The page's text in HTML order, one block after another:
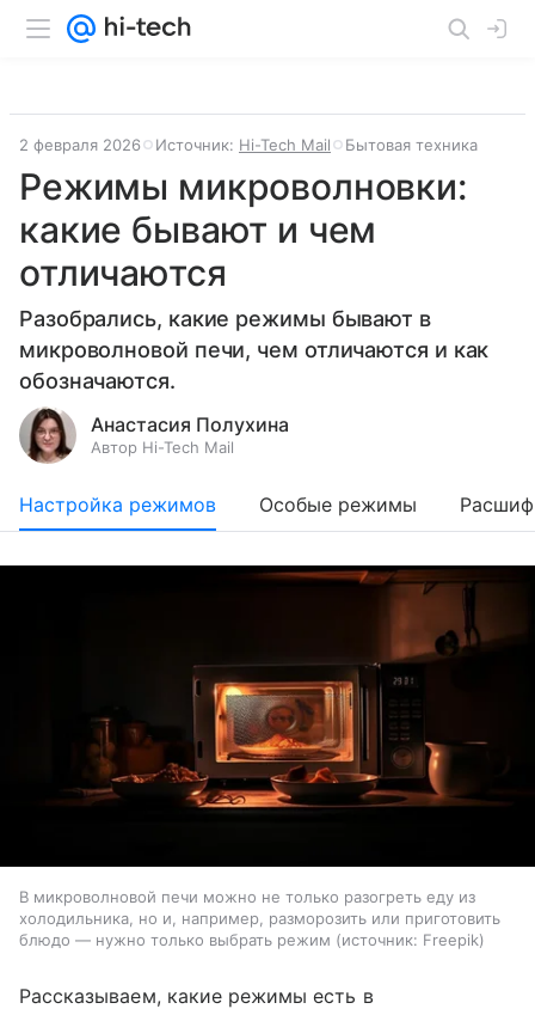
2 февраля 2026 Источник: Hi-Tech Mail Бытовая техника
Режимы микроволновки:
какие бывают и чем
отличаются
Разобрались, какие режимы бывают в
микроволновой печи, чем отличаются и как
обозначаются.
Анастасия Полухина
Автор Hi-Tech Mail
Настройка режимов Особые режимы
В микроволновой печи можно не только разогреть еду из
холодильника, но и, например, разморозить или приготовить
блюдо — нужно только выбрать режим
источник: Freepik
Рассказываем, какие режимы есть в